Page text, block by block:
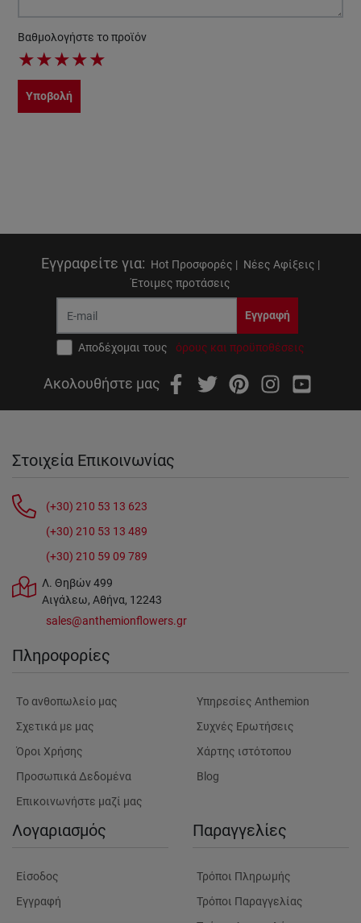
Βαθμολογήστε το προϊόν
★★★★★
Υποβολή
Εγγραφείτε για: Hot Προσφορές | Νέες Αφίξεις |
Έτοιμες προτάσεις
Εγγραφή
Αποδέχομαι τους όρους και προϋποθέσεις
Ακολουθήστε μας
Στοιχεία Επικοινωνίας
(+30) 210 53 13 623
(+30) 210 53 13 489
(+30) 210 59 09 789
Λ. Θηβών 499
Αιγάλεω, Αθήνα, 12243
sales@anthemionflowers.gr
Πληροφορίες
Tο ανθοπωλείο μας
Σχετικά με μας
Όροι Χρήσης
Προσωπικά Δεδομένα
Επικοινωνήστε μαζί μας
Υπηρεσίες Anthemion
Συχνές Ερωτήσεις
Χάρτης ιστότοπου
Blog
Λογαριασμός
Είσοδος
Εγγραφή
Παραγγελίες
Τρόποι Πληρωμής
Τρόποι Παραγγελίας